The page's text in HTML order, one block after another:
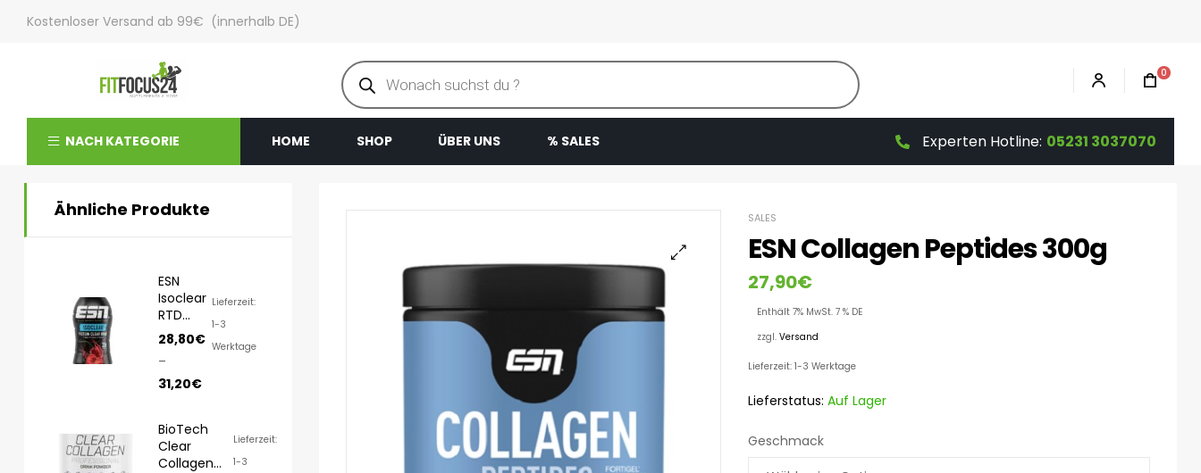
Kostenloser Versand ab 99€ (innerhalb DE)
0
NACH KATEGORIE HOME SHOP ÜBER UNS % SALES Experten Hotline: 05231 3037070
SALES
ESN Collagen Peptides 300g
27,90€
Enthält 7% MwSt. 7 % DE
zzgl. Versand
Lieferzeit: 1-3 Werktage
Lieferstatus: Auf Lager
Geschmack
Ähnliche Produkte
ESN
Isoclear
RTD
8x500ml
28,80€
–
31,20€
Lieferzeit:
1-3
Werktage
BioTech
Clear
Collagen
Lieferzeit:
1-3